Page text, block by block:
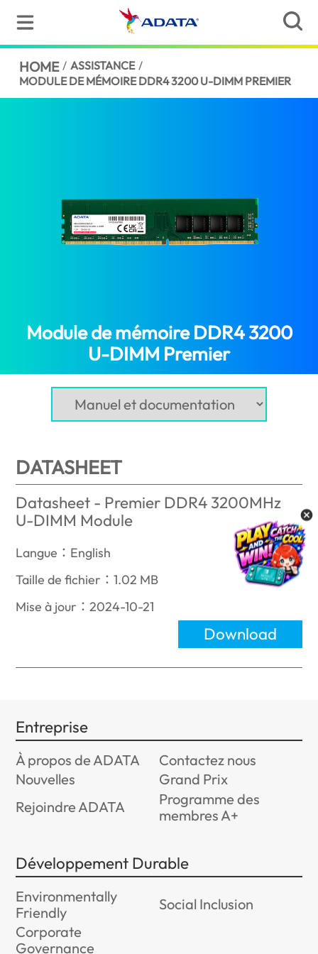
HOME / ASSISTANCE /
MODULE DE MÉMOIRE DDR4 3200 U-DIMM PREMIER
Module de mémoire DDR4 3200
U-DIMM Premier(New
DATASHEET
Datasheet - Premier DDR4 3200MHz
U-DIMM Module
Langue：English
Taille de fichier：1.02 MB
Mise à jour：2024-10-21
Download
Entreprise
À propos de ADATA
Contactez nous
Nouvelles
Grand Prix
Rejoindre ADATA
Programme des
membres A+
Développement Durable
Environmentally
Friendly
Social Inclusion
Corporate
Governance